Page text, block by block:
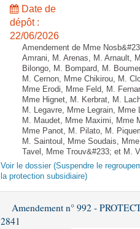
Date de
dépôt :
22/06/2026
Amendement de Mme
Amrani, M. Arenas, M. Arnault,
Bilongo, M. Bompard, M.
M. Cernon, Mme Chikirou, M.
Mme Erodi, Mme Feld, M.
Mme Hignet, M. Kerbrat, M.
M. Legavre, Mme Legrain,
M. Maudet, Mme Maximi, Mme
Mme Panot, M. Pilato, M.
M. Saintoul, Mme Soudais,
Tavel, Mme Trouv&#233; et M.
Voir le dossier (Suspendre le
la protection subsidiaire)
Amendement n° 992 -
2841